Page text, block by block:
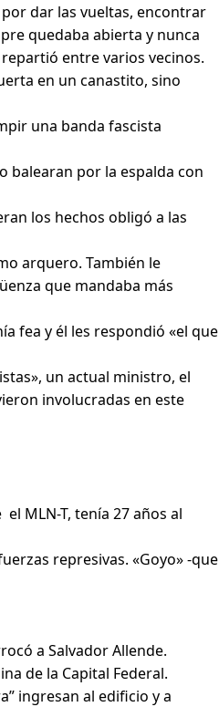
dar las vueltas, encontrar
quedaba abierta y nunca
entre varios vecinos.
en un canastito, sino
una banda fascista
balearan por la espalda con
los hechos obligó a las
arquero. También le
que mandaba más
fea y él les respondió «el que
un actual ministro, el
involucradas en este
MLN-T, tenía 27 años al
represivas. «Goyo» -que
a Salvador Allende.
de la Capital Federal.
ingresan al edificio y a